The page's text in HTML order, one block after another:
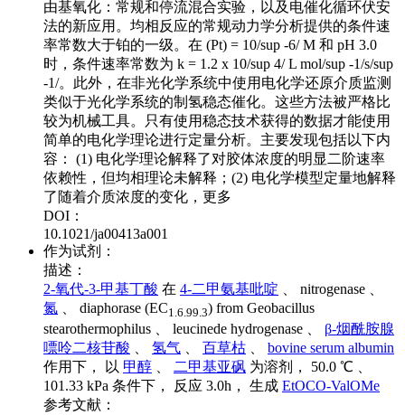
由基氧化：常规和停流混合实验，以及电催化循环伏安
法的新应用。均相反应的常规动力学分析提供的条件速
率常数大于铂的一级。在 (Pt) = 10/sup -6/ M 和 pH 3.0
时，条件速率常数为 k = 1.2 x 10/sup 4/ L mol/sup -1/s/sup
-1/。此外，在非光化学系统中使用电化学还原介质监测
类似于光化学系统的制氢稳态催化。这些方法被严格比
较为机械工具。只有使用稳态技术获得的数据才能使用
简单的电化学理论进行定量分析。主要发现包括以下内
容： (1) 电化学理论解释了对胶体浓度的明显二阶速率
依赖性，但均相理论未解释；(2) 电化学模型定量地解释
了随着介质浓度的变化，更多
DOI：
10.1021/ja00413a001
作为试剂：
描述：
2-氧代-3-甲基丁酸 在 4-二甲氨基吡啶 、 nitrogenase 、
氮 、 diaphorase (EC1.6.99.3) from Geobacillus
stearothermophilus 、 leucinede hydrogenase 、 β-烟酰胺腺
嘌呤二核苷酸 、 氢气 、 百草枯 、 bovine serum albumin
作用下， 以 甲醇 、 二甲基亚砜 为溶剂， 50.0 ℃ 、
101.33 kPa 条件下， 反应 3.0h， 生成 EtOCO-ValOMe
参考文献：